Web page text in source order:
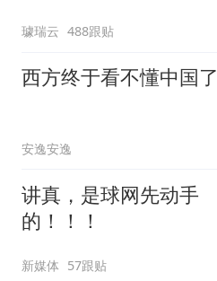
璩瑞云 488跟贴
西方终于看不懂中国了
安逸安逸
讲真，是球网先动手
的！！！
新媒体 57跟贴